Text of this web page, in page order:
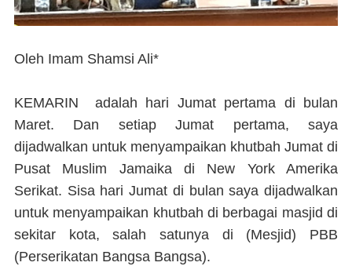
Oleh Imam Shamsi Ali*
KEMARIN adalah hari Jumat pertama di bulan
Maret. Dan setiap Jumat pertama, saya
dijadwalkan untuk menyampaikan khutbah Jumat di
Pusat Muslim Jamaika di New York Amerika
Serikat. Sisa hari Jumat di bulan saya dijadwalkan
untuk menyampaikan khutbah di berbagai masjid di
sekitar kota, salah satunya di (Mesjid) PBB
(Perserikatan Bangsa Bangsa).